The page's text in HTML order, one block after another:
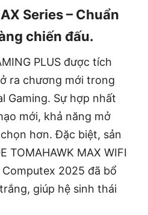
Series – Chuẩn
chiến đấu.
PLUS được tích
ra chương mới trong
Gaming. Sự hợp nhất
mới, khả năng mở
hơn. Đặc biệt, sản
TOMAHAWK MAX WIFI
2025 đã bổ
giúp hệ sinh thái